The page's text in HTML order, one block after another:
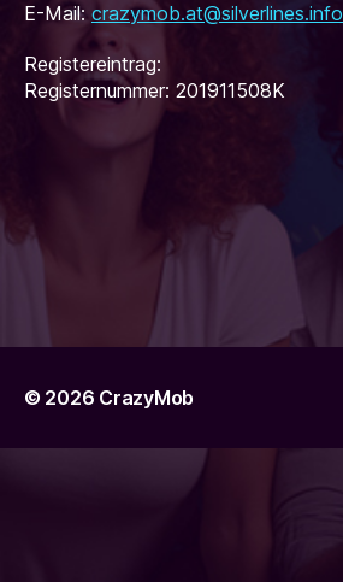
E-Mail: crazymob.at@silverlines.info
Registereintrag:
Registernummer: 201911508K
© 2026 CrazyMob